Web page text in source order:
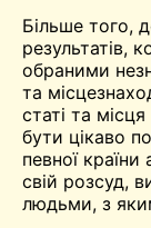
Більше того,
результатів,
обраними
та
статі та
бути цікаво
певної
свій розсуд,
людьми, з